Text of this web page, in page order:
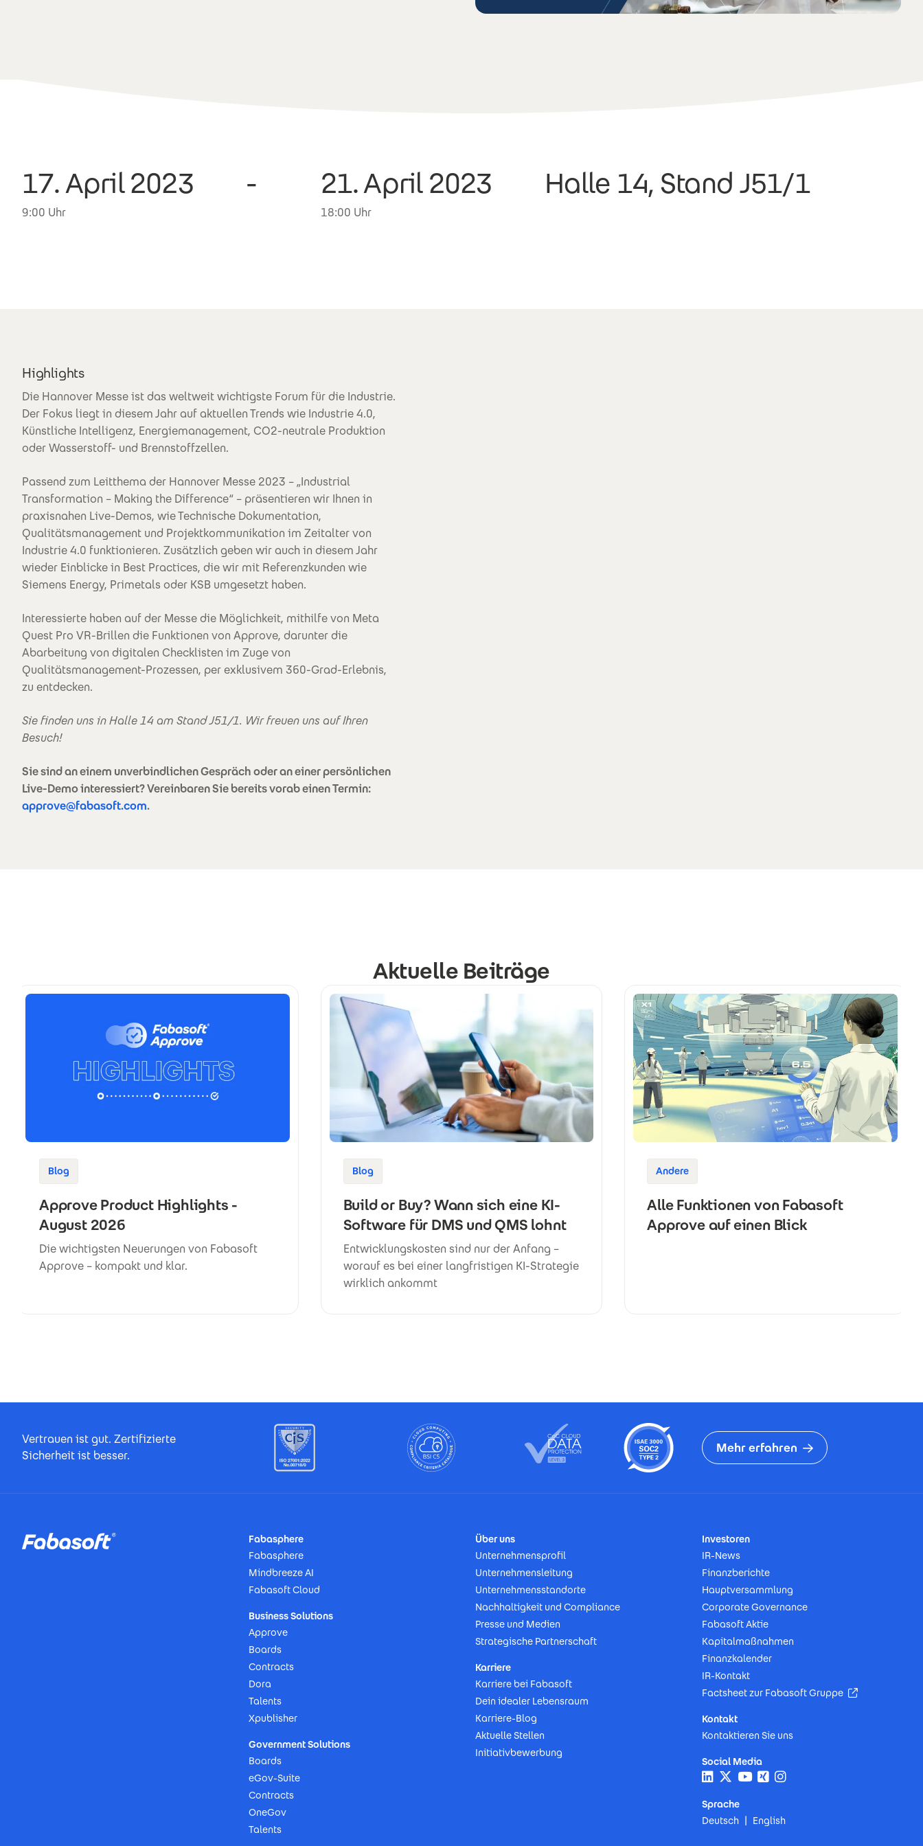
17. April 2023
9:00 Uhr
- 21. April 2023
18:00 Uhr
Halle 14, Stand J51/1
Highlights
Die Hannover Messe ist das weltweit wichtigste Forum für die Industrie.
Der Fokus liegt in diesem Jahr auf aktuellen Trends wie Industrie 4.0,
Künstliche Intelligenz, Energiemanagement, CO2-neutrale Produktion
oder Wasserstoff- und Brennstoffzellen.
Passend zum Leitthema der Hannover Messe 2023 – „Industrial
Transformation – Making the Difference“ – präsentieren wir Ihnen in
praxisnahen Live-Demos, wie Technische Dokumentation,
Qualitätsmanagement und Projektkommunikation im Zeitalter von
Industrie 4.0 funktionieren. Zusätzlich geben wir auch in diesem Jahr
wieder Einblicke in Best Practices, die wir mit Referenzkunden wie
Siemens Energy, Primetals oder KSB umgesetzt haben.
Interessierte haben auf der Messe die Möglichkeit, mithilfe von Meta
Quest Pro VR-Brillen die Funktionen von Approve, darunter die
Abarbeitung von digitalen Checklisten im Zuge von
Qualitätsmanagement-Prozessen, per exklusivem 360-Grad-Erlebnis,
zu entdecken.
Sie finden uns in Halle 14 am Stand J51/1. Wir freuen uns auf Ihren
Besuch!
Sie sind an einem unverbindlichen Gespräch oder an einer persönlichen
Live-Demo interessiert? Vereinbaren Sie bereits vorab einen Termin:
approve@fabasoft.com.
Aktuelle Beiträge
Blog
Approve Product Highlights -
August 2026
Die wichtigsten Neuerungen von Fabasoft
Approve – kompakt und klar.
Blog
Build or Buy? Wann sich eine KI-
Software für DMS und QMS lohnt
Entwicklungskosten sind nur der Anfang –
worauf es bei einer langfristigen KI-Strategie
wirklich ankommt
Andere
Alle Funktionen von Fabasoft
Approve auf einen Blick
Vertrauen ist gut. Zertifizierte
Sicherheit ist besser.
Mehr erfahren
Fabasphere
Fabasphere
Mindbreeze AI
Fabasoft Cloud
Business Solutions
Approve
Boards
Contracts
Dora
Talents
Xpublisher
Government Solutions
Boards
eGov-Suite
Contracts
OneGov
Talents
Über uns
Unternehmensprofil
Unternehmensleitung
Unternehmensstandorte
Nachhaltigkeit und Compliance
Presse und Medien
Strategische Partnerschaft
Karriere
Karriere bei Fabasoft
Dein idealer Lebensraum
Karriere-Blog
Aktuelle Stellen
Initiativbewerbung
Investoren
IR-News
Finanzberichte
Hauptversammlung
Corporate Governance
Fabasoft Aktie
Kapitalmaßnahmen
Finanzkalender
IR-Kontakt
Factsheet zur Fabasoft Gruppe
(Öffnet in
Kontakt
Kontaktieren Sie uns
Social Media
Sprache
Deutsch
English